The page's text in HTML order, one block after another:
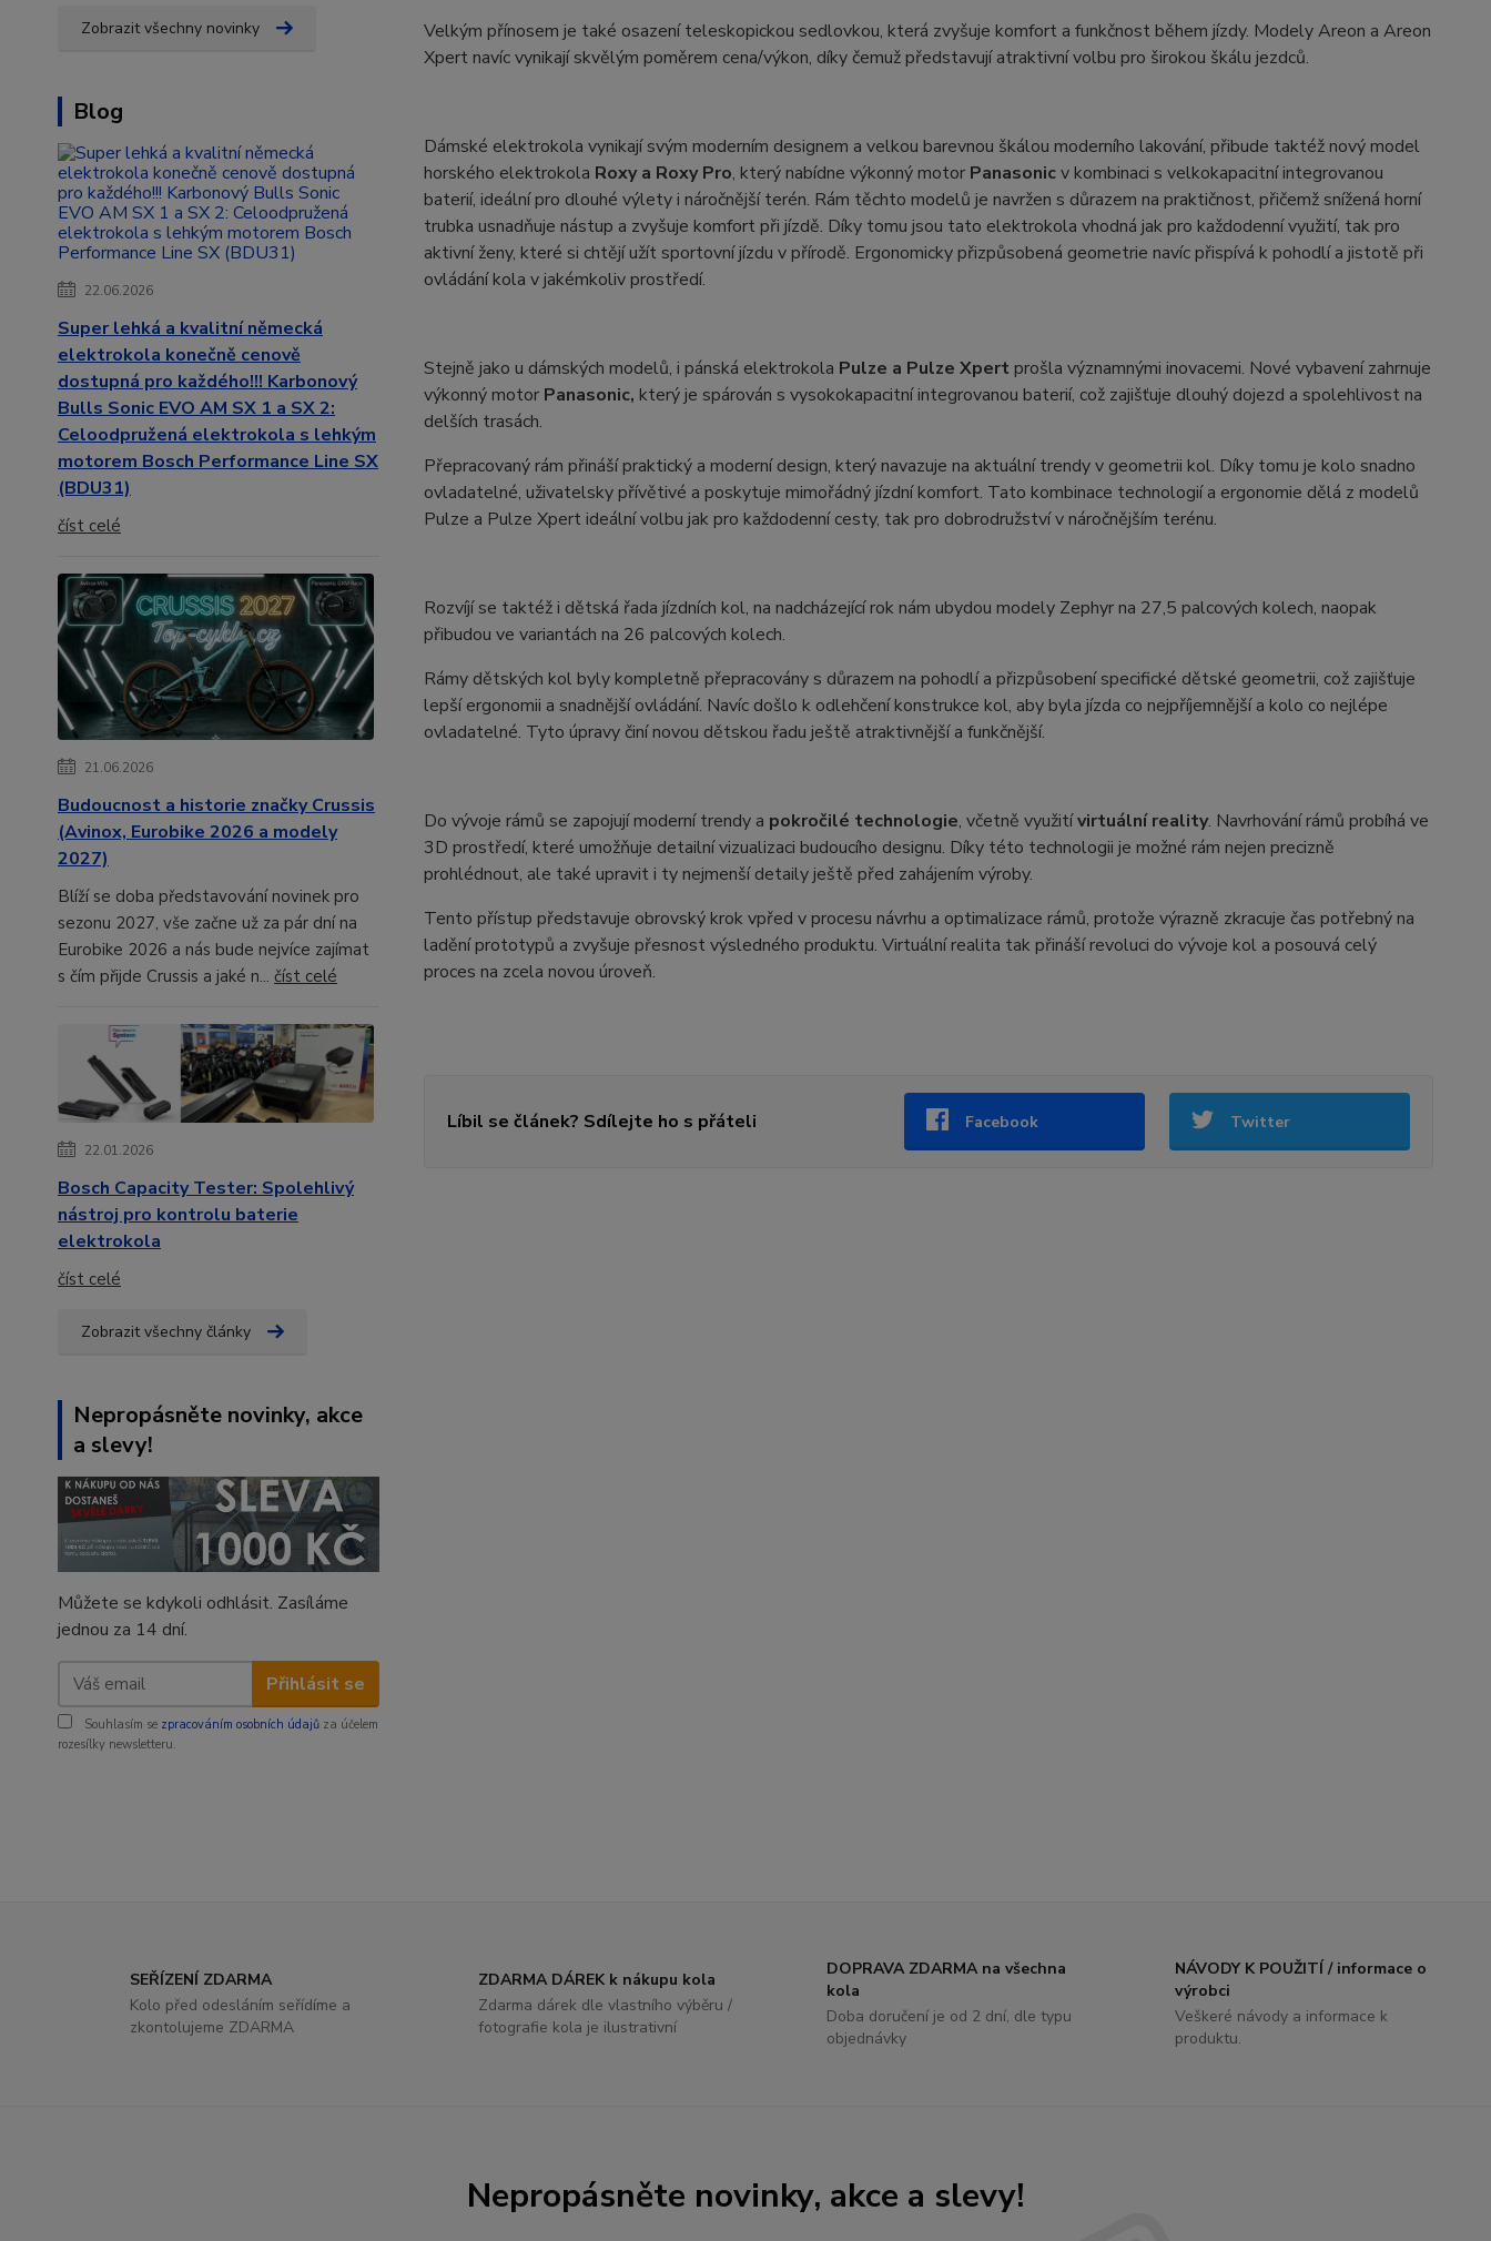
Zobrazit všechny novinky
Blog
22.06.2026
Super lehká a kvalitní německá
elektrokola konečně cenově
dostupná pro každého!!! Karbonový
Bulls Sonic EVO AM SX 1 a SX 2:
Celoodpružená elektrokola s lehkým
motorem Bosch Performance Line SX
(BDU31)
číst celé
21.06.2026
Budoucnost a historie značky Crussis
(Avinox, Eurobike 2026 a modely
2027)
Blíží se doba představování novinek pro
sezonu 2027, vše začne už za pár dní na
Eurobike 2026 a nás bude nejvíce zajímat
s čím přijde Crussis a jaké n... číst celé
22.01.2026
Bosch Capacity Tester: Spolehlivý
nástroj pro kontrolu baterie
elektrokola
číst celé
Zobrazit všechny články
Nepropásněte novinky, akce
a slevy!
Můžete se kdykoli odhlásit. Zasíláme
jednou za 14 dní.
Přihlásit se
Souhlasím se zpracováním osobních údajů za účelem
rozesílky newsletteru.
Velkým přínosem je také osazení teleskopickou sedlovkou, která zvyšuje komfort a funkčnost během jízdy. Modely Areon a Areon
Xpert navíc vynikají skvělým poměrem cena/výkon, díky čemuž představují atraktivní volbu pro širokou škálu jezdců.
Dámské elektrokola vynikají svým moderním designem a velkou barevnou škálou moderního lakování, přibude taktéž nový model
horského elektrokola Roxy a Roxy Pro, který nabídne výkonný motor Panasonicv kombinaci s velkokapacitní integrovanou
baterií, ideální pro dlouhé výlety i náročnější terén. Rám těchto modelů je navržen s důrazem na praktičnost, přičemž snížená horní
trubka usnadňuje nástup a zvyšuje komfort při jízdě. Díky tomu jsou tato elektrokola vhodná jak pro každodenní využití, tak pro
aktivní ženy, které si chtějí užít sportovní jízdu v přírodě. Ergonomicky přizpůsobená geometrie navíc přispívá k pohodlí a jistotě při
ovládání kola v jakémkoliv prostředí.
Stejně jako u dámských modelů, i pánská elektrokola Pulze a Pulze Xpert prošla významnými inovacemi. Nové vybavení zahrnuje
výkonný motor Panasonic, který je spárován s vysokokapacitní integrovanou baterií, což zajišťuje dlouhý dojezd a spolehlivost na
delších trasách.
Přepracovaný rám přináší praktický a moderní design, který navazuje na aktuální trendy v geometrii kol. Díky tomu je kolo snadno
ovladatelné, uživatelsky přívětivé a poskytuje mimořádný jízdní komfort. Tato kombinace technologií a ergonomie dělá z modelů
Pulze a Pulze Xpert ideální volbu jak pro každodenní cesty, tak pro dobrodružství v náročnějším terénu.
Rozvíjí se taktéž i dětská řada jízdních kol, na nadcházející rok nám ubydou modely Zephyr na 27,5 palcových kolech, naopak
přibudou ve variantách na 26 palcových kolech.
Rámy dětských kol byly kompletně přepracovány s důrazem na pohodlí a přizpůsobení specifické dětské geometrii, což zajišťuje
lepší ergonomii a snadnější ovládání. Navíc došlo k odlehčení konstrukce kol, aby byla jízda co nejpříjemnější a kolo co nejlépe
ovladatelné. Tyto úpravy činí novou dětskou řadu ještě atraktivnější a funkčnější.
Do vývoje rámů se zapojují moderní trendy a pokročilé technologie, včetně využitívirtuální reality. Navrhování rámů probíhá ve
3D prostředí, které umožňuje detailní vizualizaci budoucího designu. Díky této technologii je možné rám nejen precizně
prohlédnout, ale také upravit i ty nejmenší detaily ještě před zahájením výroby.
Tento přístup představuje obrovský krok vpřed v procesu návrhu a optimalizace rámů, protože výrazně zkracuje čas potřebný na
ladění prototypů a zvyšuje přesnost výsledného produktu. Virtuální realita tak přináší revoluci do vývoje kol a posouvá celý
proces na zcela novou úroveň.
Líbil se článek? Sdílejte ho s přáteli Facebook Twitter
SEŘÍZENÍ ZDARMA
Kolo před odesláním seřídíme a
zkontolujeme ZDARMA
ZDARMA DÁREK k nákupu kola
Zdarma dárek dle vlastního výběru /
fotografie kola je ilustrativní
DOPRAVA ZDARMA na všechna
kola
Doba doručení je od 2 dní, dle typu
objednávky
NÁVODY K POUŽITÍ / informace o
výrobci
Veškeré návody a informace k
produktu.
Nepropásněte novinky, akce a slevy!